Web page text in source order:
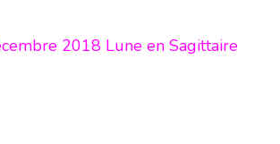
2018 Lune en Sagittaire